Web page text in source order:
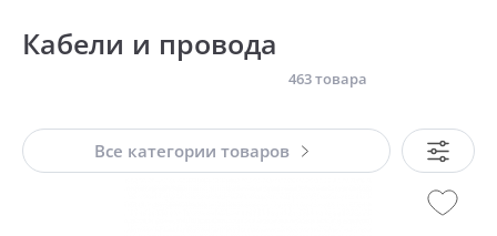
Кабели и провода
463 товара
Все категории товаров